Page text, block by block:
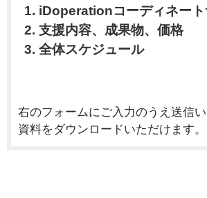
iDoperationコーディネート
支援内容、成果物、価格
全体スケジュール
右のフォームにご入力のうえ送信い
資料をダウンロードいただけます。